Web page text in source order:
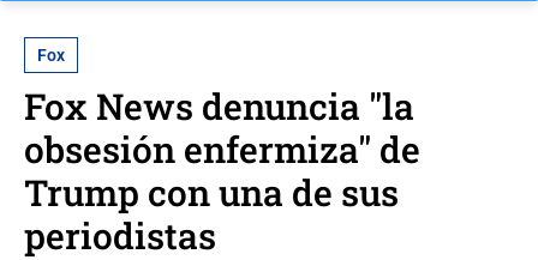
Fox
Fox News denuncia "la
obsesión enfermiza" de
Trump con una de sus
periodistas